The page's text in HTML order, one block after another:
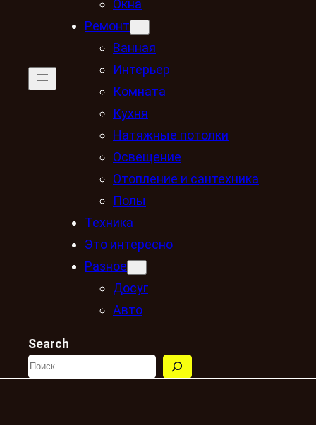
Окна
Ремонт
Ванная
Интерьер
Комната
Кухня
Натяжные потолки
Освещение
Отопление и сантехника
Полы
Техника
Это интересно
Разное
Досуг
Авто
Search